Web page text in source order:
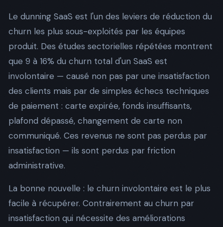
Le dunning SaaS est l'un des leviers de réduction du
churn les plus sous-exploités par les équipes
produit. Des études sectorielles répétées montrent
que 9 à 16% du churn total d'un SaaS est
involontaire — causé non pas par une insatisfaction
des clients mais par de simples échecs techniques
de paiement : carte expirée, fonds insuffisants,
plafond dépassé, changement de carte non
communiqué. Ces revenus ne sont pas perdus par
insatisfaction — ils sont perdus par friction
administrative.
La bonne nouvelle : le churn involontaire est le plus
facile à récupérer. Contrairement au churn par
insatisfaction qui nécessite des améliorations